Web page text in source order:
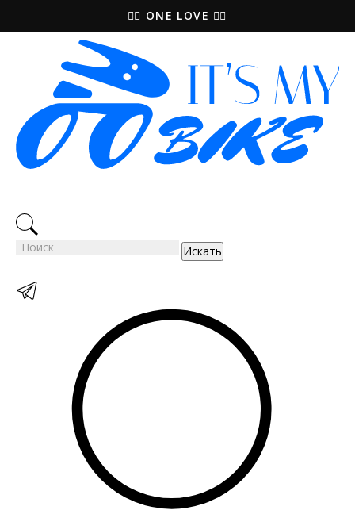
🚵‍♀️ ONE LOVE 🚴‍♀️
Искать